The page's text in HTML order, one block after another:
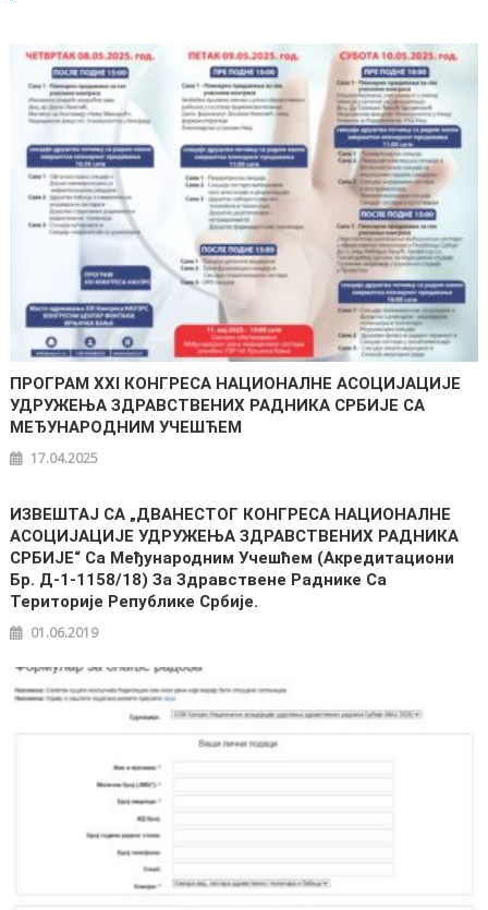
ПРОГРАМ XXI КОНГРЕСА НАЦИОНАЛНЕ АСОЦИЈАЦИЈЕ
УДРУЖЕЊА ЗДРАВСТВЕНИХ РАДНИКА СРБИЈЕ СА
МЕЂУНАРОДНИМ УЧЕШЋЕМ
17.04.2025
ИЗВЕШТАЈ СА „ДВАНЕСТОГ КОНГРЕСА НАЦИОНАЛНЕ
АСОЦИЈАЦИЈЕ УДРУЖЕЊА ЗДРАВСТВЕНИХ РАДНИКА
СРБИЈЕ“ Са Међународним Учешћем (Акредитациони
Бр. Д-1-1158/18) За Здравствене Раднике Са
Територије Републике Србије.
01.06.2019